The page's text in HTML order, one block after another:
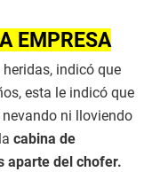
EMPRESA
indicó que
esta le indicó que
ni lloviendo
cabina de
aparte del chofer.